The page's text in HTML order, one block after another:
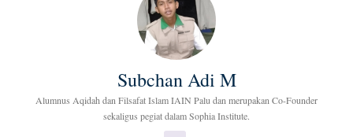
Subchan Adi M
Alumnus Aqidah dan Filsafat Islam IAIN Palu dan merupakan Co-Founder
sekaligus pegiat dalam Sophia Institute.